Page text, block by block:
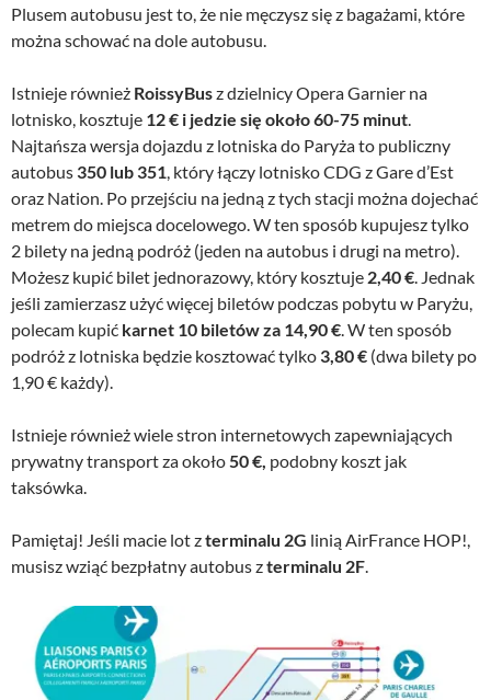
Plusem autobusu jest to, że nie męczysz się z bagażami, które
można schować na dole autobusu.
Istnieje również RoissyBusz dzielnicy Opera Garnier na
lotnisko, kosztuje 12 € i jedzie się około 60-75 minut
Najtańsza wersja dojazdu z lotniska do Paryża to publiczny
autobus 350 lub 351 , który łączy lotnisko CDG z Gare d’Est
oraz Nation. Po przejściu na jedną z tych stacji można dojechać
metrem do miejsca docelowego. W ten sposób kupujesz tylko
2 bilety na jedną podróż (jeden na autobus i drugi na metro).
Możesz kupić bilet jednorazowy, który kosztuje 2,40 € . Jednak
jeśli zamierzasz użyć więcej biletów podczas pobytu w Paryżu,
polecam kupić karnet 10 biletów za 14,90 € . W ten sposób
podróż z lotniska będzie kosztować tylko 3,80 € (dwa bilety po
1,90 € każdy).
Istnieje również wiele stron internetowych zapewniających
prywatny transport za około 50 €, podobny koszt jak
taksówka.
Pamiętaj! Jeśli macie lot zterminalu 2G linią AirFrance HOP!,
musisz wziąć bezpłatny autobus zterminalu 2F